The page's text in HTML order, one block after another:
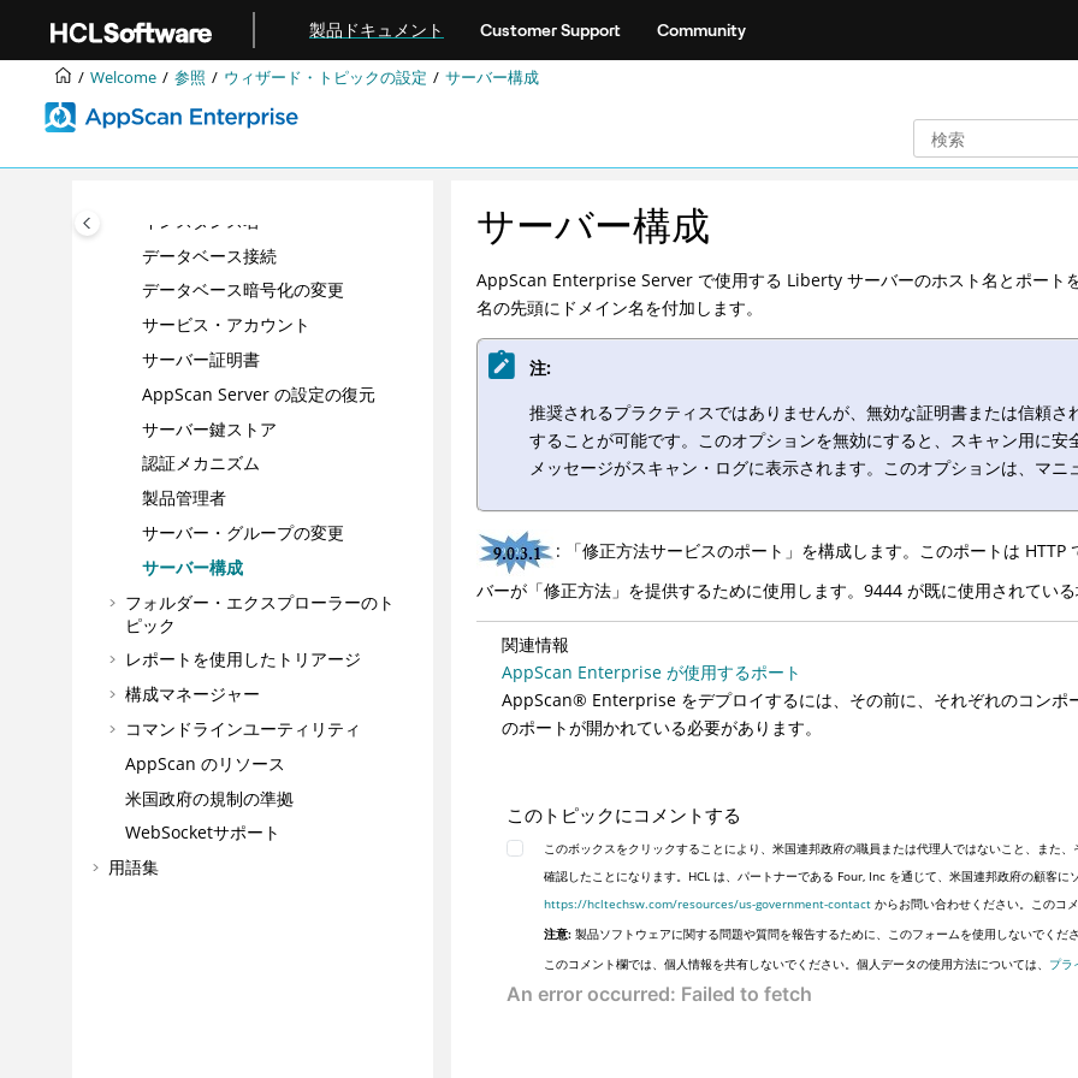
製品ドキュメント Customer Support Community
Welcome 参照 ウィザード・トピックの設定 サーバー構成
アプリケーション・リスクの管理
トラブルシューティングおよびサポー
ト
参照
インスタンス名
データベース接続
データベース暗号化の変更
サービス・アカウント
サーバー証明書
AppScan Server の設定の復元
サーバー鍵ストア
認証メカニズム
製品管理者
サーバー・グループの変更
サーバー構成
フォルダー・エクスプローラーのト
ピック
レポートを使用したトリアージ
構成マネージャー
コマンドラインユーティリティ
AppScan のリソース
米国政府の規制の準拠
WebSocketサポート
用語集
サーバー構成
AppScan Enterprise Server で使用する Liberty サーバーのホスト名とポート
名の先頭にドメイン名を付加します。
注:
推奨されるプラクティスではありませんが、無効な証明書または信頼
することが可能です。このオプションを無効にすると、スキャン用に
メッセージがスキャン・ログに表示されます。このオプションは、マ
: 「修正方法サービスのポート」を構成します。このポートは
バーが「修正方法」を提供するために使用します。9444 が既に使用されてい
関連情報
AppScan Enterprise が使用するポート
AppScan® Enterprise をデプロイするには、その前に、それぞれのコンポ
のポートが開かれている必要があります。
このトピックにコメントする
このボックスをクリックすることにより、米国連邦政府の職員または代理人ではないこと、また
確認したことになります。HCL は、パートナーである Four, Inc を通じて、米国連邦政府の顧客
https://hcltechsw.com/resources/us-government-contact からお問い合わせください。このコ
注意: 製品ソフトウェアに関する問題や質問を報告するために、このフォームを使用しないでくだ
このコメント欄では、個人情報を共有しないでください。個人データの使用方法については、 プラ